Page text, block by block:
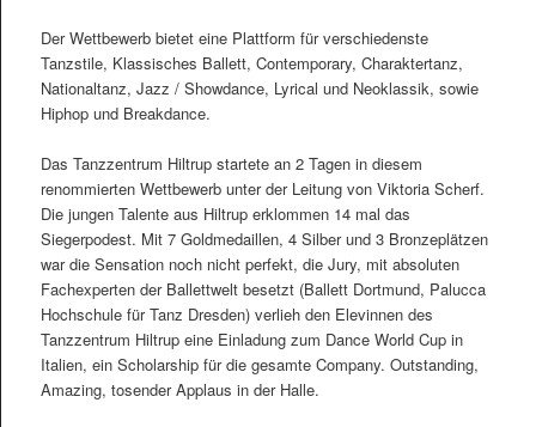
Der Wettbewerb bietet eine Plattform für verschiedenste
Tanzstile, Klassisches Ballett, Contemporary, Charaktertanz,
Nationaltanz, Jazz / Showdance, Lyrical und Neoklassik, sowie
Hiphop und Breakdance.
Das Tanzzentrum Hiltrup startete an 2 Tagen in diesem
renommierten Wettbewerb unter der Leitung von Viktoria Scherf.
Die jungen Talente aus Hiltrup erklommen 14 mal das
Siegerpodest. Mit 7 Goldmedaillen, 4 Silber und 3 Bronzeplätzen
war die Sensation noch nicht perfekt, die Jury, mit absoluten
Fachexperten der Ballettwelt besetzt (Ballett Dortmund, Palucca
Hochschule für Tanz Dresden) verlieh den Elevinnen des
Tanzzentrum Hiltrup eine Einladung zum Dance World Cup in
Italien, ein Scholarship für die gesamte Company. Outstanding,
Amazing, tosender Applaus in der Halle.